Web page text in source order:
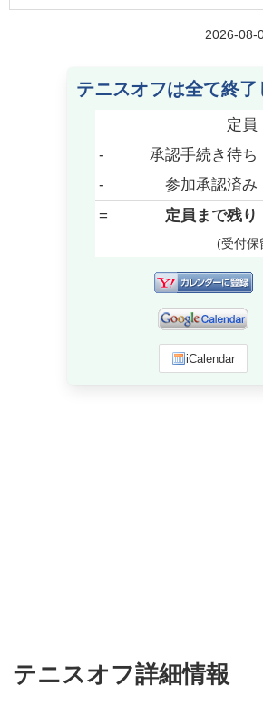
2026-08-
テニスオフは全て終了
定員
-
承認手続き待ち
-
参加承認済み
=
定員まで残り
(受付保
iCalendar
テニスオフ詳細情報